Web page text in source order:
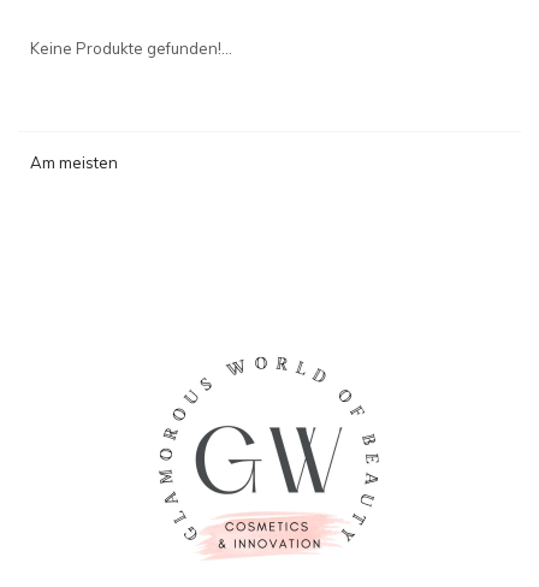
Keine Produkte gefunden!...
Am meisten